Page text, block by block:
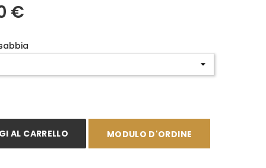
€
AL CARRELLO MODULO D'ORDINE